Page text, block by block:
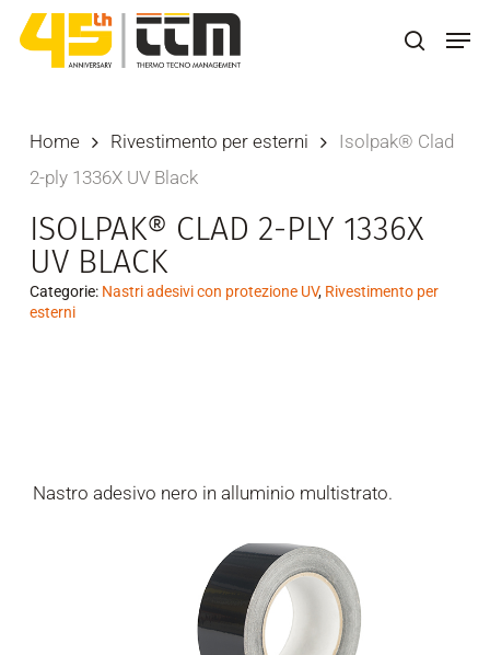
Skip
search
Home Rivestimento per esterni
Isolpak® Clad
2-ply 1336X UV Black
ISOLPAK® CLAD 2-PLY 1336X
UV BLACK
Categorie: Nastri adesivi con protezione UV, Rivestimento per
esterni
Nastro adesivo nero in alluminio multistrato.